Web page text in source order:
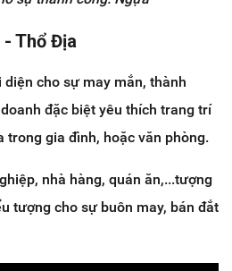
- Thổ Địa
cho sự may mắn, thành
đặc biệt yêu thích trang trí
trong gia đình, hoặc văn phòng.
nhà hàng, quán ăn,...tượng
tượng cho sự buôn may, bán đắt